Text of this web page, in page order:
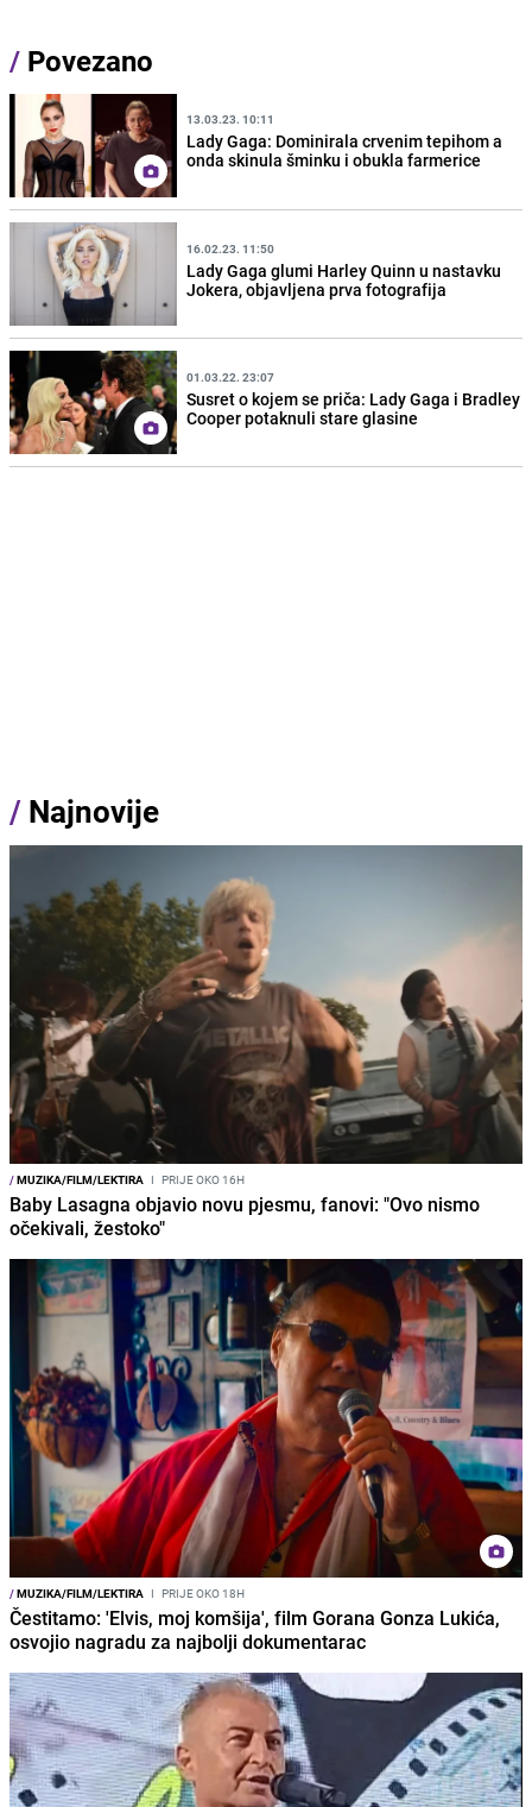
/ Povezano
13.03.23. 10:11
Lady Gaga: Dominirala crvenim tepihom a
onda skinula šminku i obukla farmerice
16.02.23. 11:50
Lady Gaga glumi Harley Quinn u nastavku
Jokera, objavljena prva fotografija
01.03.22. 23:07
Susret o kojem se priča: Lady Gaga i Bradley
Cooper potaknuli stare glasine
/ Najnovije
/MUZIKA/FILM/LEKTIRA I PRIJE OKO 16H
Baby Lasagna objavio novu pjesmu, fanovi: "Ovo nismo
očekivali, žestoko"
/MUZIKA/FILM/LEKTIRA I PRIJE OKO 18H
Čestitamo: 'Elvis, moj komšija', film Gorana Gonza Lukića,
osvojio nagradu za najbolji dokumentarac